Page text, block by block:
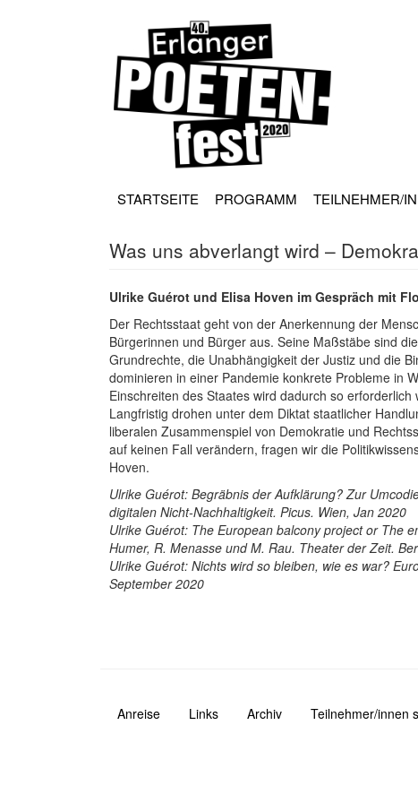
NAVIGATION
STARTSEITE PROGRAMM TEILNEHMER/
Was uns abverlangt wird –
Ulrike Guérot und Elisa Hoven im Gespräch mit
Der Rechtsstaat geht von der Anerkennung der
Bürgerinnen und Bürger aus. Seine Maßstäbe sind
Grundrechte, die Unabhängigkeit der Justiz und die
dominieren in einer Pandemie konkrete Probleme in
Einschreiten des Staates wird dadurch so
Langfristig drohen unter dem Diktat staatlicher
liberalen Zusammenspiel von Demokratie und
auf keinen Fall verändern, fragen wir die
Hoven.
Ulrike Guérot: Begräbnis der Aufklärung? Zur
digitalen Nicht-Nachhaltigkeit. Picus. Wien, Jan 2020
Ulrike Guérot: The European balcony project or The
Humer, R. Menasse und M. Rau. Theater der Zeit.
Ulrike Guérot: Nichts wird so bleiben, wie es war?
September 2020
Anreise Links Archiv Teilnehmer/innen